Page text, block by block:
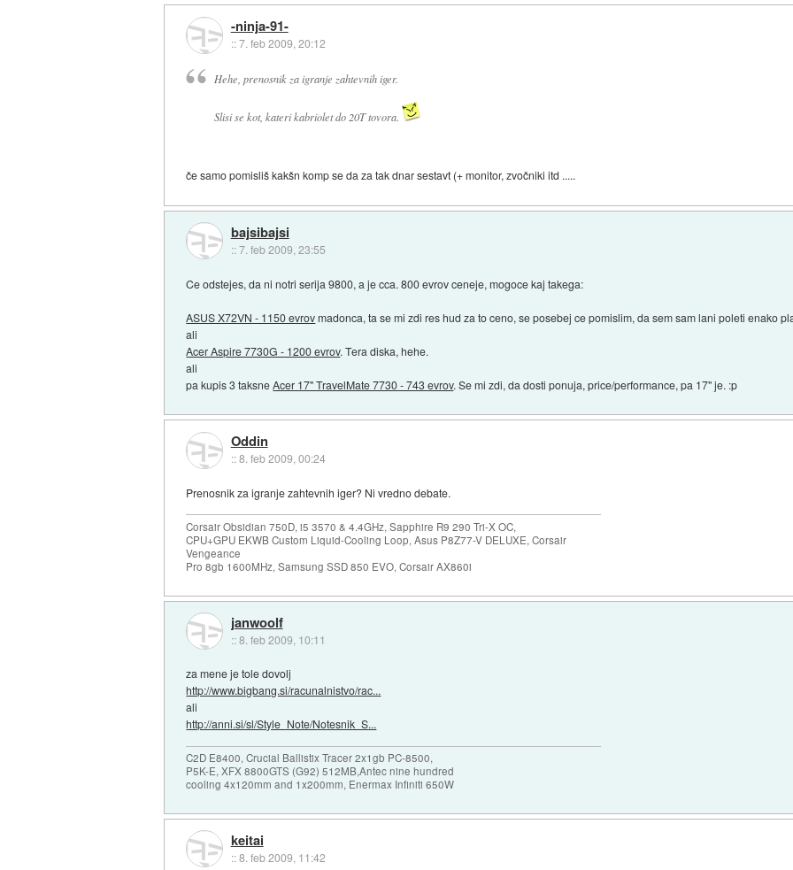
-ninja-91-
::7. feb 2009, 20:12
Hehe, prenosnik za igranje zahtevnih iger.
Slisi se kot, kateri kabriolet do 20T tovora.
če samo pomisliš kakšn komp se da za tak dnar sestavt (+ monitor, zvočniki itd .....
bajsibajsi
::7. feb 2009, 23:55
Ce odstejes, da ni notri serija 9800, a je cca. 800 evrov ceneje, mogoce kaj takega:
ASUS X72VN - 1150 evrovmadonca, ta se mi zdi res hud za to ceno, se posebej ce pomislim, da sem sam lani poleti enako
ali
Acer Aspire 7730G - 1200 evrov. Tera diska, hehe.
ali
pa kupis 3 taksneAcer 17" TravelMate 7730 - 743 evrov. Se mi zdi, da dosti ponuja, price/performance, pa 17" je. :p
Oddin
::8. feb 2009, 00:24
Prenosnik za igranje zahtevnih iger? Ni vredno debate.
Corsair Obsidian 750D, i5 3570 & 4.4GHz, Sapphire R9 290 Tri-X OC,
CPU+GPU EKWB Custom Liquid-Cooling Loop, Asus P8Z77-V DELUXE, Corsair
Vengeance
Pro 8gb 1600MHz, Samsung SSD 850 EVO, Corsair AX860i
janwoolf
::8. feb 2009, 10:11
za mene je tole dovolj
http://www.bigbang.si/racunalnistvo/rac...
ali
http://anni.si/sl/Style_Note/Notesnik_S...
C2D E8400, Crucial Ballistix Tracer 2x1gb PC-8500,
P5K-E, XFX 8800GTS (G92) 512MB,Antec nine hundred
cooling 4x120mm and 1x200mm, Enermax Infiniti 650W
keitai
::8. feb 2009, 11:42